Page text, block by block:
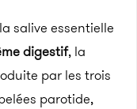
salive essentielle
digestif, la
par les trois
parotide,